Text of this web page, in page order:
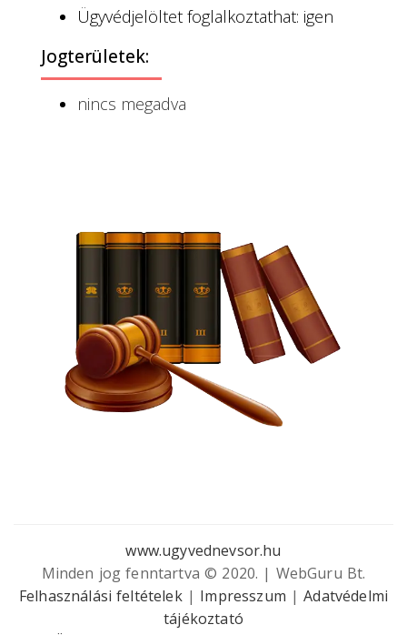
Ügyvédjelöltet foglalkoztathat: igen
Jogterületek:
nincs megadva
www.ugyvednevsor.hu
Minden jog fenntartva © 2020. | WebGuru Bt.
Felhasználási feltételek| Impresszum |Adatvédelmi
tájékoztató